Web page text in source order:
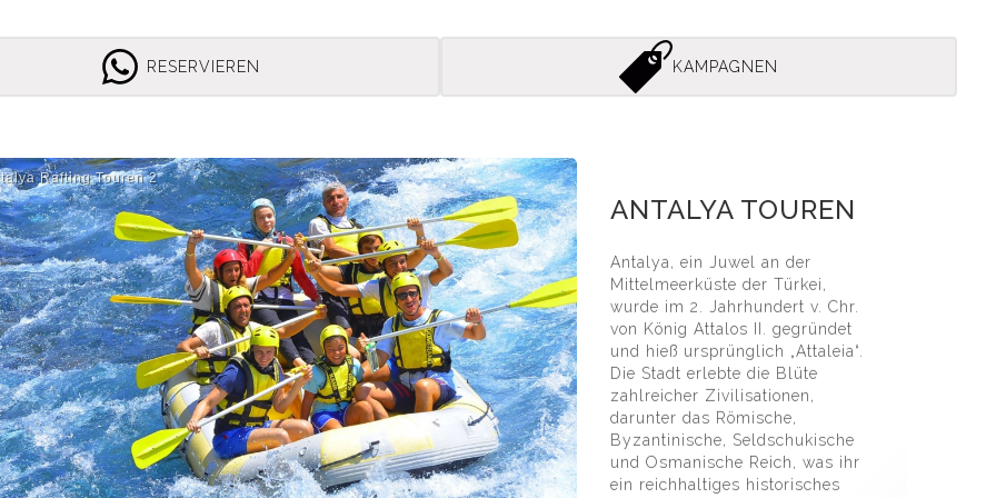
RESERVIEREN KAMPAGNEN
Rafti̇ng Touren 2
ANTALYA TOUREN
Antalya, ein Juwel an der
Mittelmeerküste der Türkei,
wurde im 2. Jahrhundert v. Chr.
von König Attalos II. gegründet
und hieß ursprünglich „Attaleia“.
Die Stadt erlebte die Blüte
zahlreicher Zivilisationen,
darunter das Römische,
Byzantinische, Seldschukische
und Osmanische Reich, was ihr
ein reichhaltiges historisches